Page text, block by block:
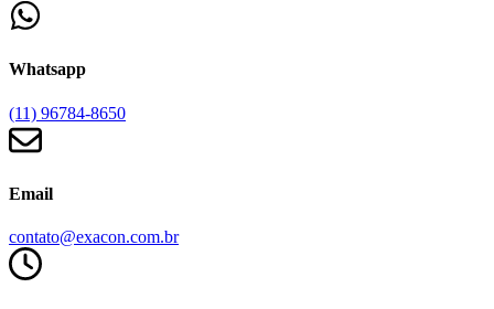
Whatsapp
(11) 96784-8650
Email
contato@exacon.com.br